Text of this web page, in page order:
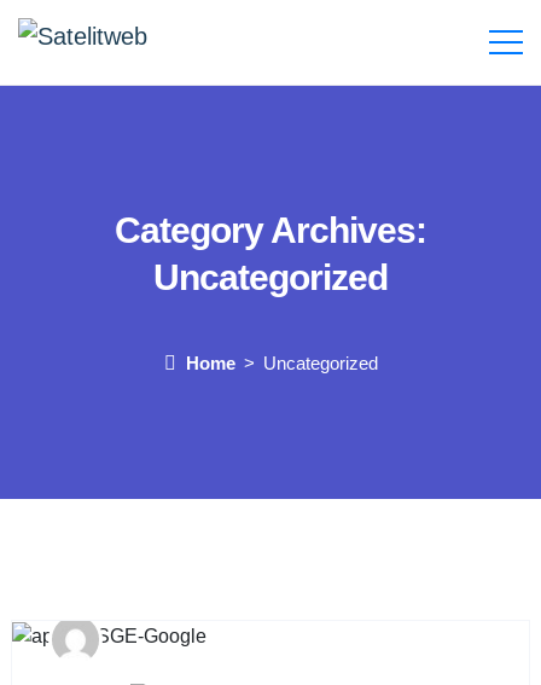
Category Archives:
Uncategorized
Home Uncategorized